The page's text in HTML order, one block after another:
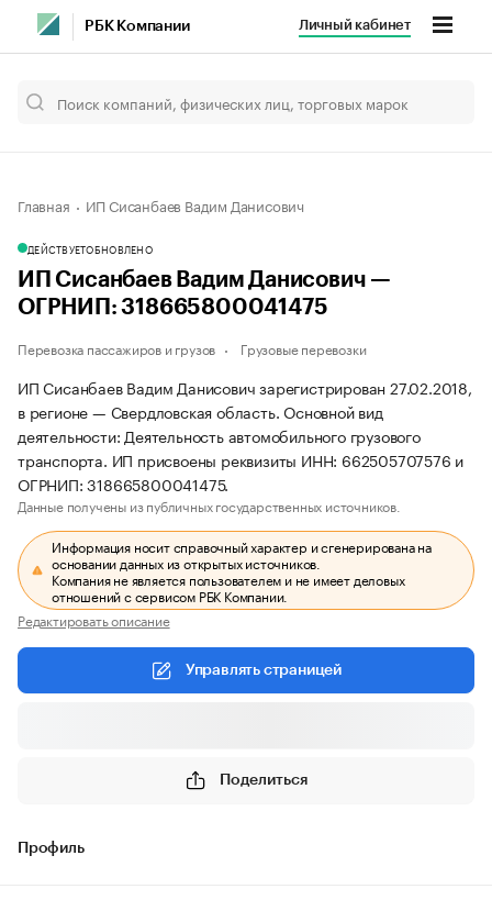
РБК Компании Личный кабинет
Главная ИП Сисанбаев Вадим Данисович
ДЕЙСТВУЕТОБНОВЛЕНО
ИП Сисанбаев Вадим Данисович —
ОГРНИП: 318665800041475
Перевозка пассажиров и грузов Грузовые перевозки
ИП Сисанбаев Вадим Данисович зарегистрирован 27.02.2018,
в регионе — Свердловская область. Основной вид
деятельности: Деятельность автомобильного грузового
транспорта. ИП присвоены реквизиты ИНН: 662505707576 и
ОГРНИП: 318665800041475.
Данные получены из публичных государственных источников.
Информация носит справочный характер и сгенерирована на
основании данных из открытых источников.
Компания не является пользователем и не имеет деловых
отношений с сервисом РБК Компании.
Редактировать описание
Управлять страницей
Поделиться
Профиль